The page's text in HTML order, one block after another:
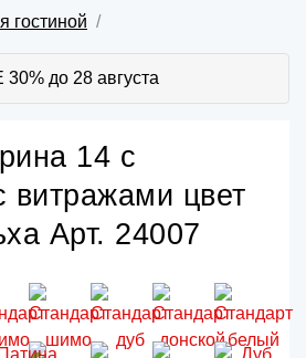
гостиной
30% до 28 августа
14 с
витражами цвет
Арт. 24007